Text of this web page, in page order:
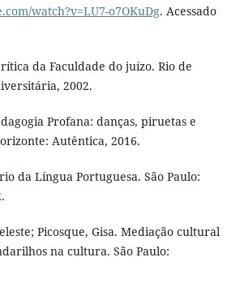
watch?v=LU7-o7OKuDg. Acessado
da Faculdade do juízo. Rio de
2002.
Profana: danças, piruetas e
Autêntica, 2016.
da Língua Portuguesa. São Paulo:
Picosque, Gisa. Mediação cultural
na cultura. São Paulo: